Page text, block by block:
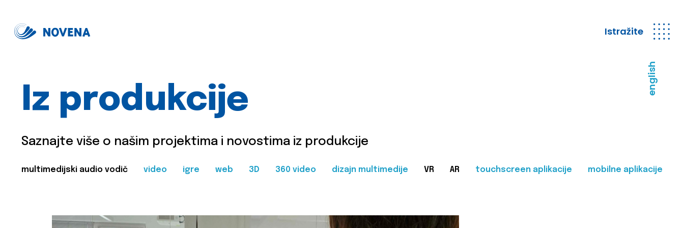
Istražite
english
Iz produkcije
Saznajte više o našim projektima i novostima iz produkcije
multimedijski audio vodič video igre web 3D 360 video dizajn multimedije VR AR touchscreen aplikacije mobilne aplikacije